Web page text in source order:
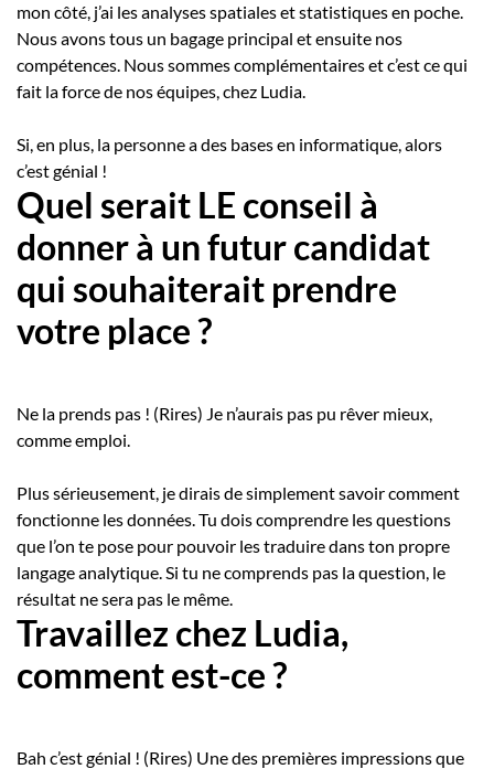
mon côté, j’ai les analyses spatiales et statistiques en poche.
Nous avons tous un bagage principal et ensuite nos
compétences. Nous sommes complémentaires et c’est ce qui
fait la force de nos équipes, chez Ludia.
Si, en plus, la personne a des bases en informatique, alors
c’est génial !
Quel serait LE conseil à
donner à un futur candidat
qui souhaiterait prendre
votre place ?
Ne la prends pas ! (Rires) Je n’aurais pas pu rêver mieux,
comme emploi.
Plus sérieusement, je dirais de simplement savoir comment
fonctionne les données. Tu dois comprendre les questions
que l’on te pose pour pouvoir les traduire dans ton propre
langage analytique. Si tu ne comprends pas la question, le
résultat ne sera pas le même.
Travaillez chez Ludia,
comment est-ce ?
Bah c’est génial ! (Rires) Une des premières impressions que